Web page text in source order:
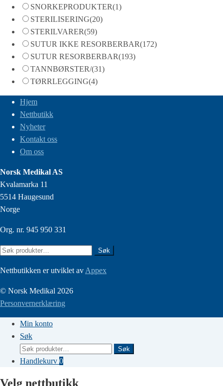
SNORKEPRODUKTER(1)
STERILISERING(20)
STERILVARER(59)
SUTUR IKKE RESORBERBAR(172)
SUTUR RESORBERBAR(193)
TANNBØRSTER/(31)
TØRRLEGGING(4)
Hjem
Nettbutikk
Nyheter
Kontakt oss
Om oss
Norsk Medikal AS
Kvalamarka 11
5514 Haugesund
Norge
Org. nr. 945 950 331
Søk
Søk
Nettbutikken er utviklet av Appex
© Norsk Medikal 2026
Personvernerklæring
Min konto
Søk
Søk
etter:
Søk
Handlekurv 0
Velg nettbutikk